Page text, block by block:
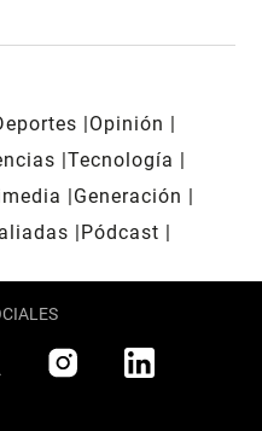
Opinión
Tecnología
Generación
Pódcast